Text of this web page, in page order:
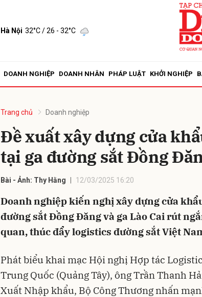
Hà Nội 32°C/ 26 - 32°C
DOANH NGHIỆP DOANH NHÂN PHÁP LUẬT KHỞI NGHIỆP
Trang chủ Doanh nghiệp
Đề xuất xây dựng cửa
tại ga đường sắt Đồng
Bài - Ảnh: Thy Hằng 12/03/2025 16:20
Doanh nghiệp kiến nghị xây dựng cửa
đường sắt Đồng Đăng và ga Lào Cai rút
quan, thúc đẩy logistics đường sắt Việt
Phát biểu khai mạc Hội nghị Hợp tác
Trung Quốc (Quảng Tây), ông Trần Thanh
Xuất Nhập khẩu, Bộ Công Thương nhấn